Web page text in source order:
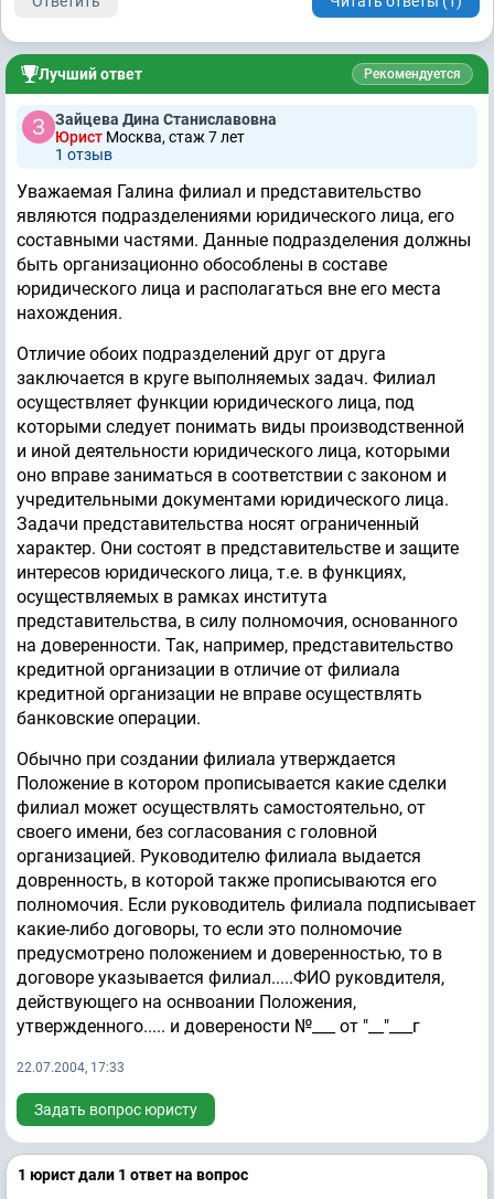
Лучший ответ Рекомендуется
Зайцева Дина Станиславовна
Юрист Москва, стаж 7 лет
1 отзыв
Уважаемая Галина филиал и представительство
являются подразделениями юридического лица, его
составными частями. Данные подразделения должны
быть организационно обособлены в составе
юридического лица и располагаться вне его места
нахождения.
Отличие обоих подразделений друг от друга
заключается в круге выполняемых задач. Филиал
осуществляет функции юридического лица, под
которыми следует понимать виды производственной
и иной деятельности юридического лица, которыми
оно вправе заниматься в соответствии с законом и
учредительными документами юридического лица.
Задачи представительства носят ограниченный
характер. Они состоят в представительстве и защите
интересов юридического лица, т.е. в функциях,
осуществляемых в рамках института
представительства, в силу полномочия, основанного
на доверенности. Так, например, представительство
кредитной организации в отличие от филиала
кредитной организации не вправе осуществлять
банковские операции.
Обычно при создании филиала утверждается
Положение в котором прописывается какие сделки
филиал может осуществлять самостоятельно, от
своего имени, без согласования с головной
организацией. Руководителю филиала выдается
довренность, в которой также прописываются его
полномочия. Если руководитель филиала подписывает
какие-либо договоры, то если это полномочие
предусмотрено положением и доверенностью, то в
договоре указывается филиал.....ФИО руковдителя,
действующего на оснвоании Положения,
утвержденного..... и доверености №___ от "__"___г
22.07.2004, 17:33
Задать вопрос юристу
1 юрист дали 1 ответ на вопрос